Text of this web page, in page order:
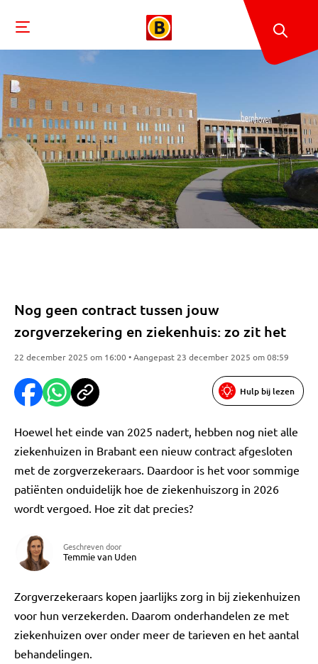
Nog geen contract tussen jouw
zorgverzekering en ziekenhuis: zo zit het
22 december 2025 om 16:00 • Aangepast 23 december 2025 om 08:59
Hulp bij lezen
Hoewel het einde van 2025 nadert, hebben nog niet alle
ziekenhuizen in Brabant een nieuw contract afgesloten
met de zorgverzekeraars. Daardoor is het voor sommige
patiënten onduidelijk hoe de ziekenhuiszorg in 2026
wordt vergoed. Hoe zit dat precies?
Geschreven door
Temmie van Uden
Zorgverzekeraars kopen jaarlijks zorg in bij ziekenhuizen
voor hun verzekerden. Daarom onderhandelen ze met
ziekenhuizen over onder meer de tarieven en het aantal
behandelingen.